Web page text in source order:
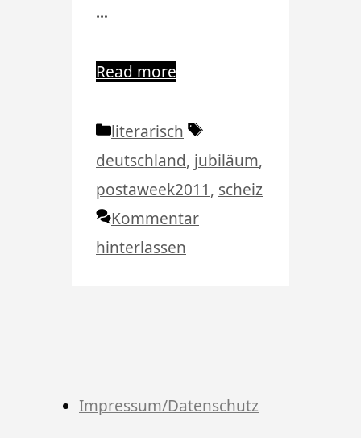
…
Read more
Kategorien
literarisch
Schlagwörter
deutschland, jubiläum,
postaweek2011, scheiz
Kommentar
hinterlassen
Impressum/Datenschutz